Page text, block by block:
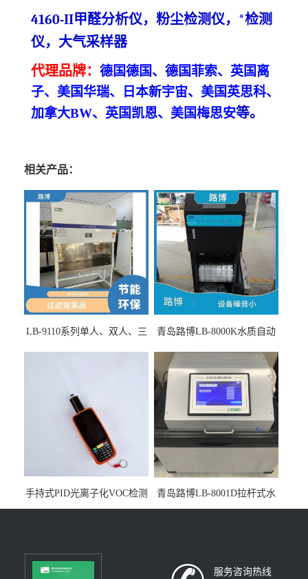
4160-II甲醛分析仪，粉尘检测仪，*检测
仪，大气采样器
代理品牌： 德国德国、德国菲索、英国离
子、美国华瑞、日本新宇宙、美国英思科、
加拿大BW、英国凯恩、美国梅思安等。
相关产品：
LB-9110系列单人、双人、三
青岛路博LB-8000K水质自动
手持式PID光离子化VOC检测
仪（挥发性有机物设备）
青岛路博LB-8001D拉杆式水
质采样器
服务咨询热线